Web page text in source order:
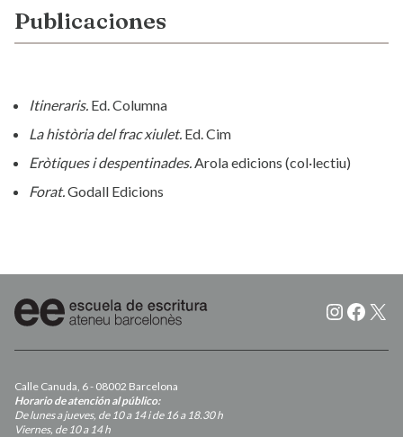
Publicaciones
Itineraris. Ed. Columna
La història del frac xiulet. Ed. Cim
Eròtiques i despentinades.Arola edicions (col·lectiu)
Forat.Godall Edicions
X
Calle Canuda, 6 - 08002 Barcelona
Horario de atención al público:
De lunes a jueves, de 10 a 14 i de 16 a 18.30 h
Viernes, de 10 a 14 h